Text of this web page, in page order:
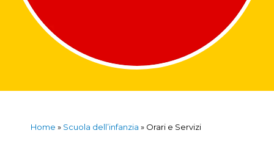
Home » Scuola dell’infanzia » Orari e Servizi